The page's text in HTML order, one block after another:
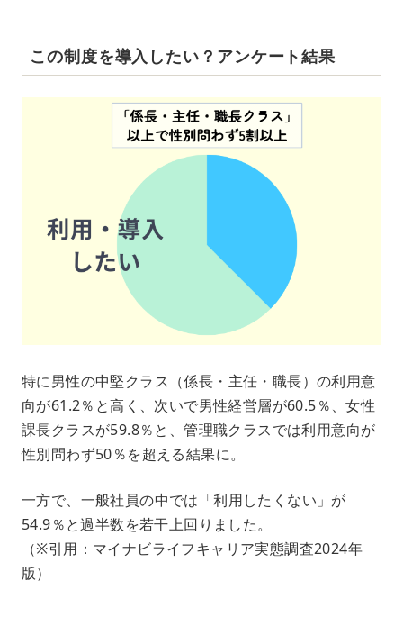
この制度を導入したい？アンケート結果
特に男性の中堅クラス（係長・主任・職長）の利用意
向が61.2％と高く、次いで男性経営層が60.5％、女性
課長クラスが59.8％と、管理職クラスでは利用意向が
性別問わず50％を超える結果に。
一方で、一般社員の中では「利用したくない」が
54.9％と過半数を若干上回りました。
（※引用：マイナビライフキャリア実態調査2024年
版）